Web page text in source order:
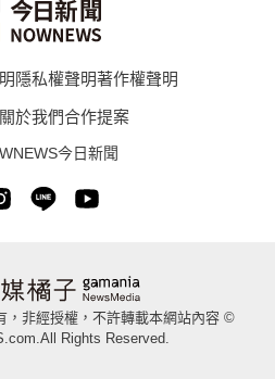
隱私權聲明著作權聲明
關於我們合作提案
今日新聞
，非經授權，不許轉載本網站內容 ©
Rights Reserved.